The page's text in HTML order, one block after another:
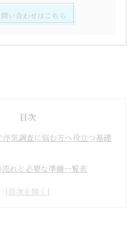
い合わせはこちら
目次
気調査に悩む方へ役立つ基礎
れと必要な準備一覧表